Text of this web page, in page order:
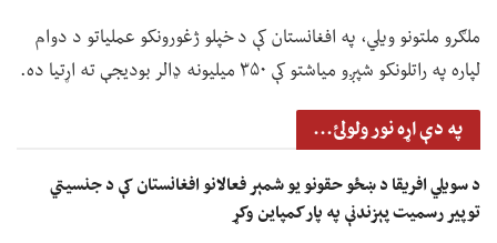
ملګرو ملتونو ویلي، په افغانستان کې د خپلو ژغورونکو عملیاتو د دوام
لپاره په راتلونکو شپږو میاشتو کې ۳۵۰ میلیونه ډالر بودیجې ته اړتیا ده.
په دې اړه نور ولولئ...
د سویلي افریقا د ښځو حقونو یو شمېر فعالانو افغانستان کې د جنسیتي
توپیر رسمیت پېزندنې په پار کمپاین وکړ